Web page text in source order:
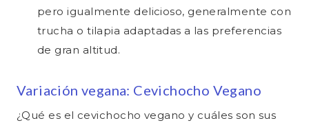
pero igualmente delicioso, generalmente con
trucha o tilapia adaptadas a las preferencias
de gran altitud.
Variación vegana: Cevichocho Vegano
¿Qué es el cevichocho vegano y cuáles son sus